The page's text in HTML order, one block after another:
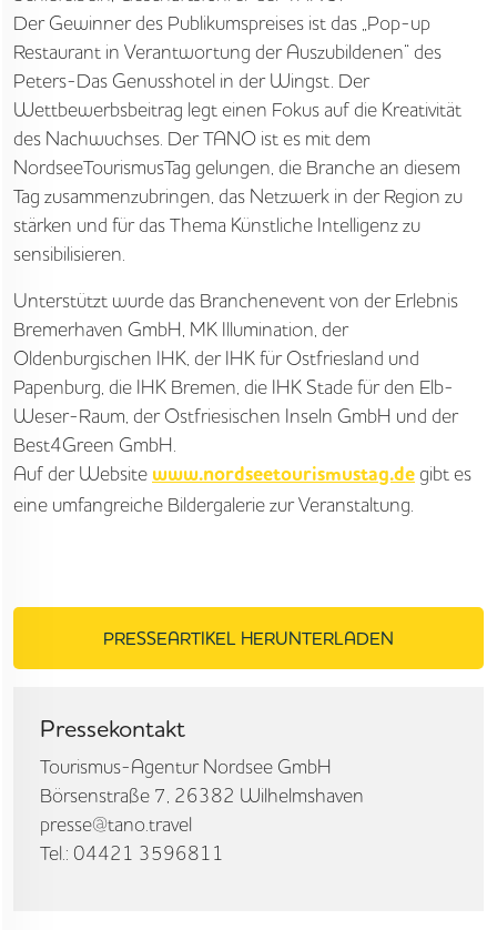
Der Gewinner des Publikumspreises ist das „Pop-up
Restaurant in Verantwortung der Auszubildenen“ des
Peters-Das Genusshotel in der Wingst. Der
Wettbewerbsbeitrag legt einen Fokus auf die Kreativität
des Nachwuchses. Der TANO ist es mit dem
NordseeTourismusTag gelungen, die Branche an diesem
Tag zusammenzubringen, das Netzwerk in der Region zu
stärken und für das Thema Künstliche Intelligenz zu
sensibilisieren.
Unterstützt wurde das Branchenevent von der Erlebnis
Bremerhaven GmbH, MK Illumination, der
Oldenburgischen IHK, der IHK für Ostfriesland und
Papenburg, die IHK Bremen, die IHK Stade für den Elb-
Weser-Raum, der Ostfriesischen Inseln GmbH und der
Best4Green GmbH.
Auf der Website www.nordseetourismustag.degibt es
eine umfangreiche Bildergalerie zur Veranstaltung.
PRESSEARTIKEL HERUNTERLADEN
Pressekontakt
Tourismus-Agentur Nordsee GmbH
Börsenstraße 7, 26382 Wilhelmshaven
presse@tano.travel
Tel.: 04421 3596811